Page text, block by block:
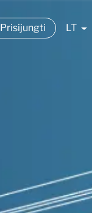
Prisijungti LT